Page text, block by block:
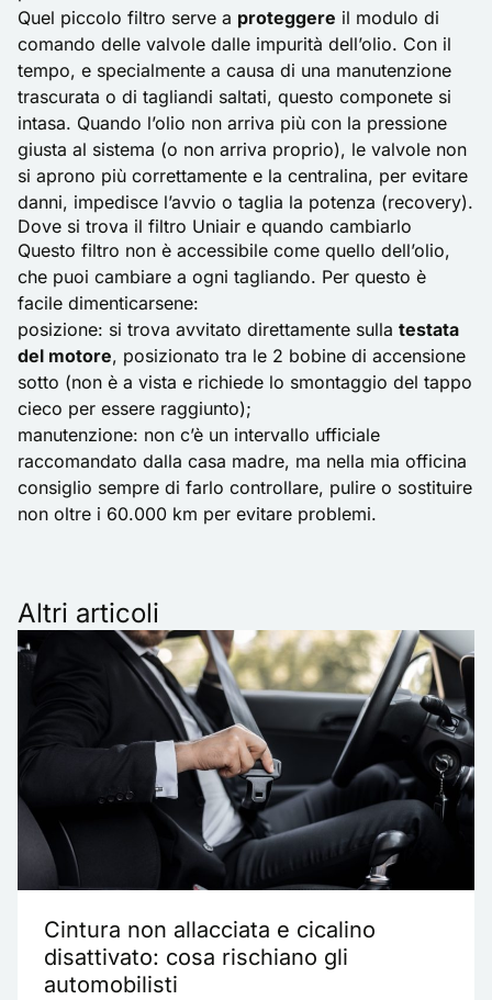
Quel piccolo filtro serve a proteggere il modulo di
comando delle valvole dalle impurità dell’olio. Con il
tempo, e specialmente a causa di una manutenzione
trascurata o di tagliandi saltati, questo componete si
intasa. Quando l’olio non arriva più con la pressione
giusta al sistema (o non arriva proprio), le valvole non
si aprono più correttamente e la centralina, per evitare
danni, impedisce l’avvio o taglia la potenza (recovery).
Dove si trova il filtro Uniair e quando cambiarlo
Questo filtro non è accessibile come quello dell’olio,
che puoi cambiare a ogni tagliando. Per questo è
facile dimenticarsene:
posizione: si trova avvitato direttamente sulla testata
del motore, posizionato tra le 2 bobine di accensione
sotto (non è a vista e richiede lo smontaggio del tappo
cieco per essere raggiunto);
manutenzione: non c’è un intervallo ufficiale
raccomandato dalla casa madre, ma nella mia officina
consiglio sempre di farlo controllare, pulire o sostituire
non oltre i 60.000 km per evitare problemi.
Altri articoli
Cintura non allacciata e cicalino
disattivato: cosa rischiano gli
automobilisti